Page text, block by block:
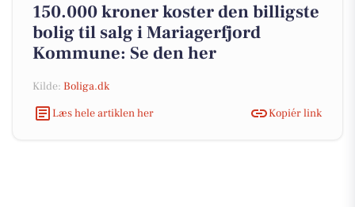
150.000 kroner koster den billigste
bolig til salg i Mariagerfjord
Kommune: Se den her
Kilde: Boliga.dk
Læs hele artiklen her
Kopiér link